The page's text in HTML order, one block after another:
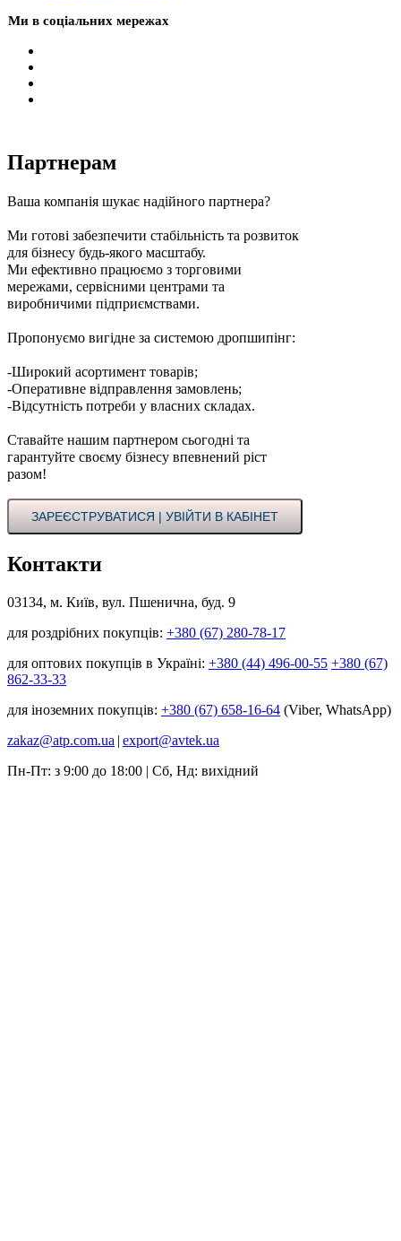
Ми в соціальних мережах
Партнерам
Ваша компанія шукає надійного партнера?
Ми готові забезпечити стабільність та розвиток
для бізнесу будь-якого масштабу.
Ми ефективно працюємо з торговими
мережами, сервісними центрами та
виробничими підприємствами.
Пропонуємо вигідне за системою дропшипінг:
-Широкий асортимент товарів;
-Оперативне відправлення замовлень;
-Відсутність потреби у власних складах.
Ставайте нашим партнером сьогодні та
гарантуйте своєму бізнесу впевнений ріст
разом!
ЗАРЕЄСТРУВАТИСЯ | УВІЙТИ В КАБІНЕТ
Контакти
03134, м. Київ, вул. Пшенична, буд. 9
для роздрібних покупців: +380 (67) 280-78-17
для оптових покупців в Україні: +380 (44) 496-00-55 +380 (67)
862-33-33
для іноземних покупців: +380 (67) 658-16-64 (Viber, WhatsApp)
zakaz@atp.com.ua | export@avtek.ua
Пн-Пт: з 9:00 до 18:00 | Сб, Нд: вихідний